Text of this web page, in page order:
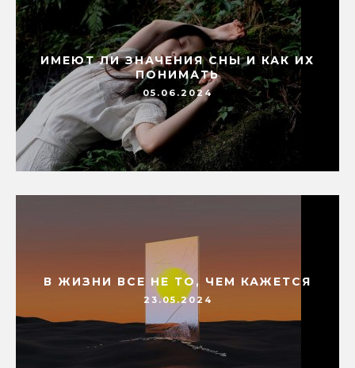
ИМЕЮТ ЛИ ЗНАЧЕНИЯ СНЫ И КАК ИХ
ПОНИМАТЬ
05.06.2024
В ЖИЗНИ ВСЕ НЕ ТО, ЧЕМ КАЖЕТСЯ
23.05.2024